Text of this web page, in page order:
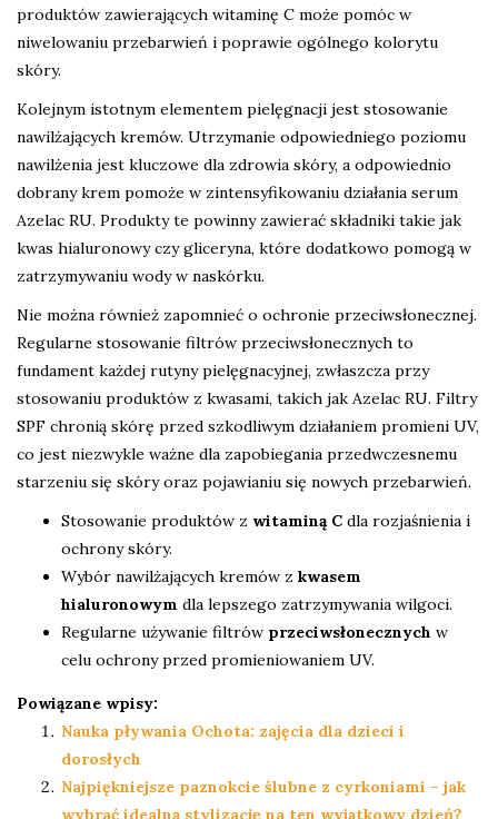
produktów zawierających witaminę C może pomóc w
niwelowaniu przebarwień i poprawie ogólnego kolorytu
skóry.
Kolejnym istotnym elementem pielęgnacji jest stosowanie
nawilżających kremów. Utrzymanie odpowiedniego poziomu
nawilżenia jest kluczowe dla zdrowia skóry, a odpowiednio
dobrany krem pomoże w zintensyfikowaniu działania serum
Azelac RU. Produkty te powinny zawierać składniki takie jak
kwas hialuronowy czy gliceryna, które dodatkowo pomogą w
zatrzymywaniu wody w naskórku.
Nie można również zapomnieć o ochronie przeciwsłonecznej.
Regularne stosowanie filtrów przeciwsłonecznych to
fundament każdej rutyny pielęgnacyjnej, zwłaszcza przy
stosowaniu produktów z kwasami, takich jak Azelac RU. Filtry
SPF chronią skórę przed szkodliwym działaniem promieni UV,
co jest niezwykle ważne dla zapobiegania przedwczesnemu
starzeniu się skóry oraz pojawianiu się nowych przebarwień.
Stosowanie produktów z witaminą C dla rozjaśnienia i
ochrony skóry.
Wybór nawilżających kremów z kwasem
hialuronowym dla lepszego zatrzymywania wilgoci.
Regularne używanie filtrów przeciwsłonecznych w
celu ochrony przed promieniowaniem UV.
Powiązane wpisy:
Nauka pływania Ochota: zajęcia dla dzieci i
dorosłych
Najpiękniejsze paznokcie ślubne z cyrkoniami – jak
wybrać idealną stylizację na ten wyjątkowy dzień?